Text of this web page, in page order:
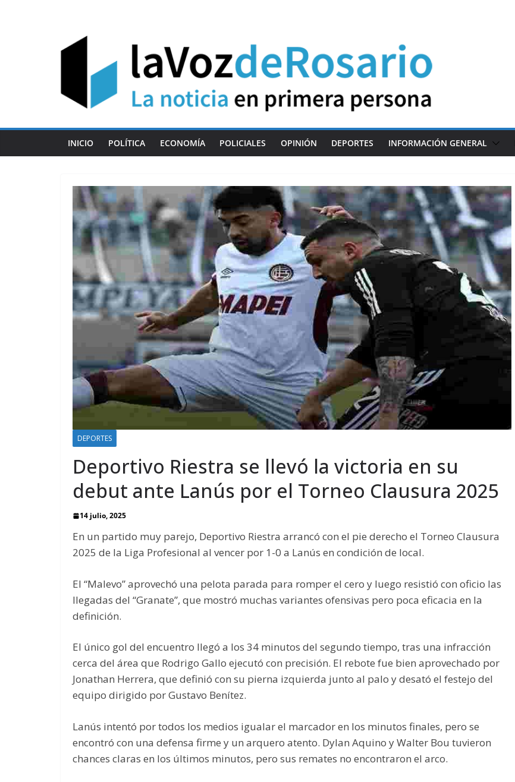
INICIO POLÍTICA ECONOMÍA POLICIALES OPINIÓN DEPORTES INFORMACIÓN GENERAL
DEPORTES
Deportivo Riestra se llevó la victoria en su
debut ante Lanús por el Torneo Clausura 2025
14 julio, 2025
En un partido muy parejo, Deportivo Riestra arrancó con el pie derecho el Torneo Clausura
2025 de la Liga Profesional al vencer por 1-0 a Lanús en condición de local.
El “Malevo” aprovechó una pelota parada para romper el cero y luego resistió con oficio las
llegadas del “Granate”, que mostró muchas variantes ofensivas pero poca eficacia en la
definición.
El único gol del encuentro llegó a los 34 minutos del segundo tiempo, tras una infracción
cerca del área que Rodrigo Gallo ejecutó con precisión. El rebote fue bien aprovechado por
Jonathan Herrera, que definió con su pierna izquierda junto al palo y desató el festejo del
equipo dirigido por Gustavo Benítez.
Lanús intentó por todos los medios igualar el marcador en los minutos finales, pero se
encontró con una defensa firme y un arquero atento. Dylan Aquino y Walter Bou tuvieron
chances claras en los últimos minutos, pero sus remates no encontraron el arco.